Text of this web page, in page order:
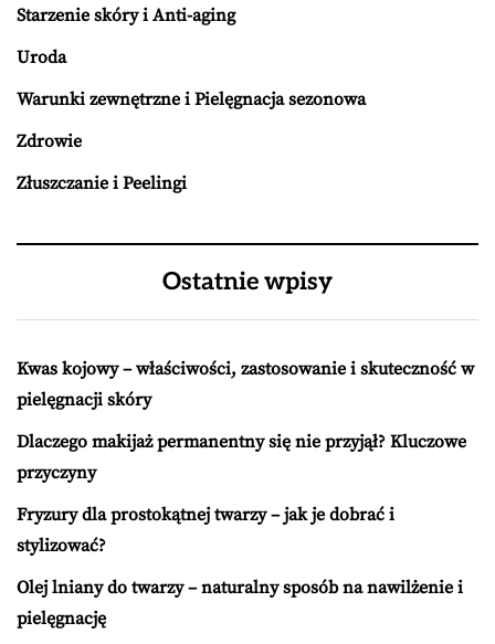
Starzenie skóry i Anti-aging
Uroda
Warunki zewnętrzne i Pielęgnacja sezonowa
Zdrowie
Złuszczanie i Peelingi
Ostatnie wpisy
Kwas kojowy – właściwości, zastosowanie i skuteczność w
pielęgnacji skóry
Dlaczego makijaż permanentny się nie przyjął? Kluczowe
przyczyny
Fryzury dla prostokątnej twarzy – jak je dobrać i
stylizować?
Olej lniany do twarzy – naturalny sposób na nawilżenie i
pielęgnację